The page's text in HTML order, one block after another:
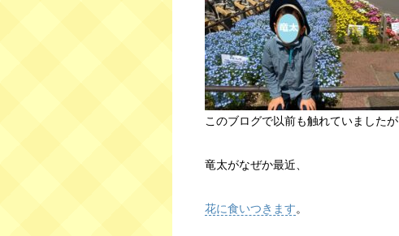
このブログで以前も触れていましたが
竜太がなぜか最近、
花に食いつきます。